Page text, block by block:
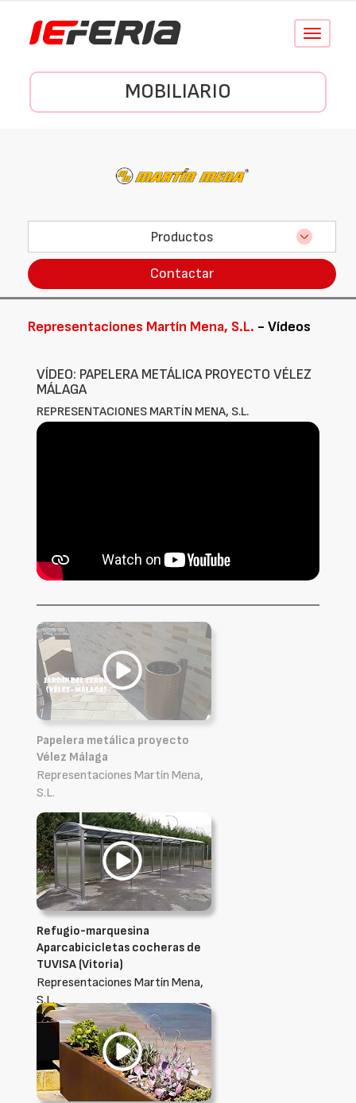
Conmutar
MOBILIARIO
Productos
Contactar
Representaciones Martín Mena, S.L. - Vídeos
VÍDEO: PAPELERA METÁLICA PROYECTO VÉLEZ
MÁLAGA
REPRESENTACIONES MARTÍN MENA, S.L.
Papelera metálica proyecto
Vélez Málaga
Representaciones Martín Mena,
S.L.
Refugio-marquesina
Aparcabicicletas cocheras de
TUVISA (Vitoria)
Representaciones Martín Mena,
S.L.